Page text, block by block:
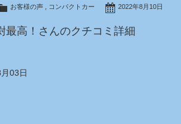
2022年8月10日
お客様の声 コンパクトカー
最高！さんのクチコミ詳細
03日